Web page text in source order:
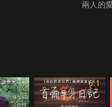
兩人的
6.1